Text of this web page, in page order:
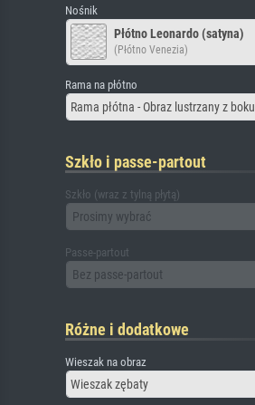
Nośnik
Płótno Leonardo (satyna)
(Płótno Venezia)
Rama na płótno
Rama płótna - Obraz lustrzany z boku
Szkło i passe-partout
Szkło (wraz z tylną płytą)
Prosimy wybrać
Passe-partout
Bez passe-partout
Różne i dodatkowe
Wieszak na obraz
Wieszak zębaty